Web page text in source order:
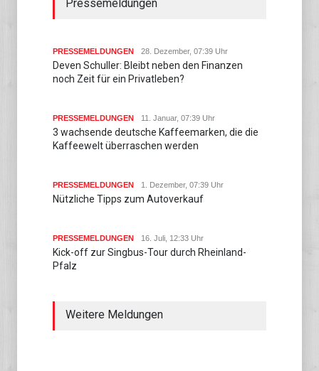
Pressemeldungen
PRESSEMELDUNGEN 28. Dezember, 07:39 Uhr
Deven Schuller: Bleibt neben den Finanzen
noch Zeit für ein Privatleben?
PRESSEMELDUNGEN 11. Januar, 07:39 Uhr
3 wachsende deutsche Kaffeemarken, die die
Kaffeewelt überraschen werden
PRESSEMELDUNGEN 1. Dezember, 07:39 Uhr
Nützliche Tipps zum Autoverkauf
PRESSEMELDUNGEN 16. Juli, 12:33 Uhr
Kick-off zur Singbus-Tour durch Rheinland-
Pfalz
Weitere Meldungen